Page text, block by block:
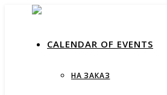
СALENDAR OF EVENTS
НА ЗАКАЗ